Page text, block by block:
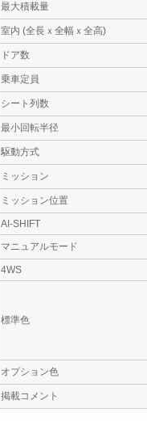
最大積載量
室内 (全長ｘ全幅ｘ全高)
ドア数
乗車定員
シート列数
最小回転半径
駆動方式
ミッション
ミッション位置
AI-SHIFT
マニュアルモード
4WS
標準色
オプション色
掲載コメント